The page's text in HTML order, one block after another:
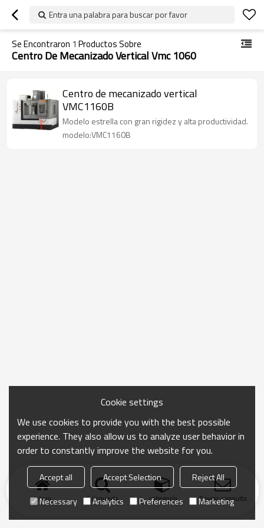
Entra una palabra para buscar por favor
Se Encontraron 1 Productos Sobre
Centro De Mecanizado Vertical Vmc 1060
Centro de mecanizado vertical
VMC1160B
Modelo estrella con gran rigidez y alta productividad.
modelo:VMC1160B
Inicio búsqueda categoría Enviar consulta
Cookie settings
We use cookies to provide you with the best possible
experience. They also allow us to analyze user behavior in
order to constantly improve the website for you.
Accept all Accept Selection
Reject All
Necessary
Analytics Preferences Marketing